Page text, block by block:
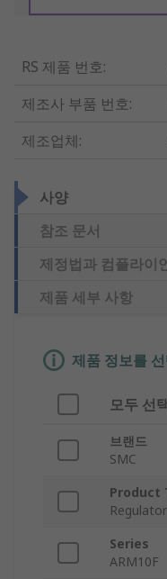
RS 제품 번호:
제조사 부품 번호:
제조업체:
사양
참조 문서
제정법과 컴플라이
제품 세부 사항
제품 정보를
모두 선
브랜드
SMC
Product
Regulator
Series
ARM10F